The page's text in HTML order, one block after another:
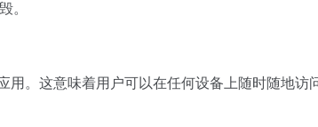
。
。这意味着用户可以在任何设备上随时随地访